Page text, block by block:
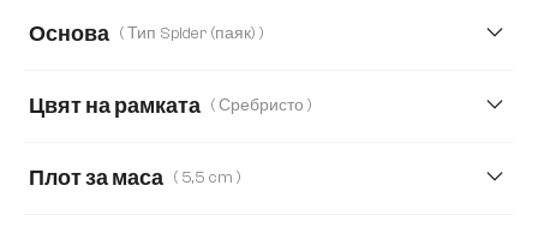
280 cm
Основа ( Тип Spider (паяк) )
Цвят на рамката ( Сребристо )
Transparent
Плот за маса ( 5,5 cm )